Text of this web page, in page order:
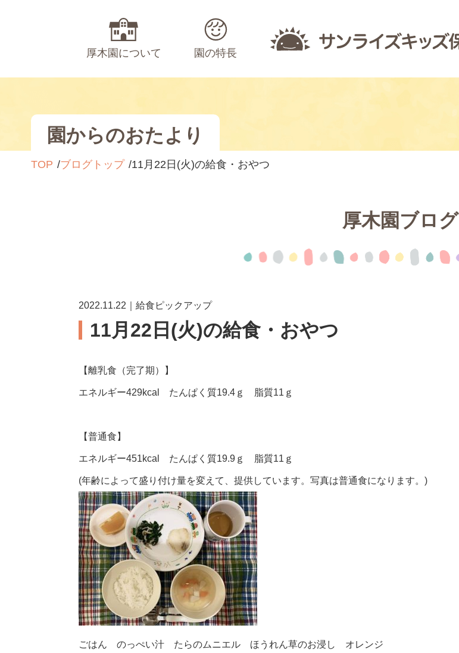
厚木園について 園の特長
園からのおたより
TOP ブログトップ 11月22日(火)の給食・おやつ
厚木園ブログ
2022.11.22｜給食ピックアップ
11月22日(火)の給食・おやつ
【離乳食（完了期）】
エネルギー429kcal たんぱく質19.4ｇ 脂質11ｇ
【普通食】
エネルギー451kcal たんぱく質19.9ｇ 脂質11ｇ
(年齢によって盛り付け量を変えて、提供しています。写真は普通食になります。)
ごはん のっぺい汁 たらのムニエル ほうれん草のお浸し オレンジ